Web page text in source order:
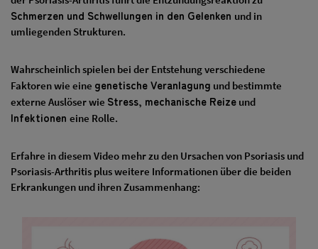
Schmerzen und Schwellungen in den Gelenken und in
umliegenden Strukturen.
Wahrscheinlich spielen bei der Entstehung verschiedene
Faktoren wie eine genetische Veranlagung und bestimmte
externe Auslöser wie Stress, mechanische Reize und
Infektionen eine Rolle.
Erfahre in diesem Video mehr zu den Ursachen von Psoriasis und
Psoriasis-Arthritis plus weitere Informationen über die beiden
Erkrankungen und ihren Zusammenhang: